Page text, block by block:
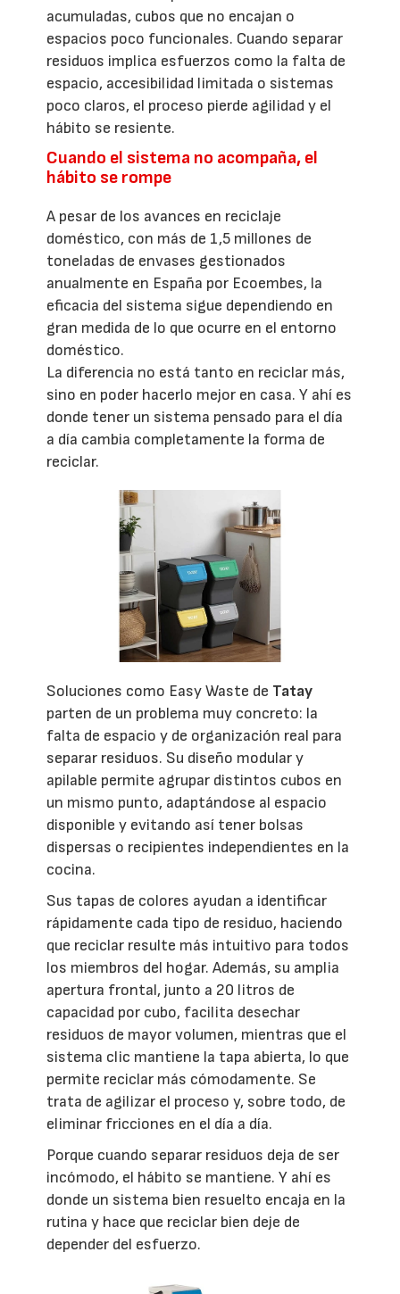
acumuladas, cubos que no encajan o
espacios poco funcionales. Cuando separar
residuos implica esfuerzos como la falta de
espacio, accesibilidad limitada o sistemas
poco claros, el proceso pierde agilidad y el
hábito se resiente.
Cuando el sistema no acompaña, el
hábito se rompe
A pesar de los avances en reciclaje
doméstico, con más de 1,5 millones de
toneladas de envases gestionados
anualmente en España por Ecoembes, la
eficacia del sistema sigue dependiendo en
gran medida de lo que ocurre en el entorno
doméstico.
La diferencia no está tanto en reciclar más,
sino en poder hacerlo mejor en casa. Y ahí es
donde tener un sistema pensado para el día
a día cambia completamente la forma de
reciclar.
Soluciones como Easy Waste de Tatay
parten de un problema muy concreto: la
falta de espacio y de organización real para
separar residuos. Su diseño modular y
apilable permite agrupar distintos cubos en
un mismo punto, adaptándose al espacio
disponible y evitando así tener bolsas
dispersas o recipientes independientes en la
cocina.
Sus tapas de colores ayudan a identificar
rápidamente cada tipo de residuo, haciendo
que reciclar resulte más intuitivo para todos
los miembros del hogar. Además, su amplia
apertura frontal, junto a 20 litros de
capacidad por cubo, facilita desechar
residuos de mayor volumen, mientras que el
sistema clic mantiene la tapa abierta, lo que
permite reciclar más cómodamente. Se
trata de agilizar el proceso y, sobre todo, de
eliminar fricciones en el día a día.
Porque cuando separar residuos deja de ser
incómodo, el hábito se mantiene. Y ahí es
donde un sistema bien resuelto encaja en la
rutina y hace que reciclar bien deje de
depender del esfuerzo.